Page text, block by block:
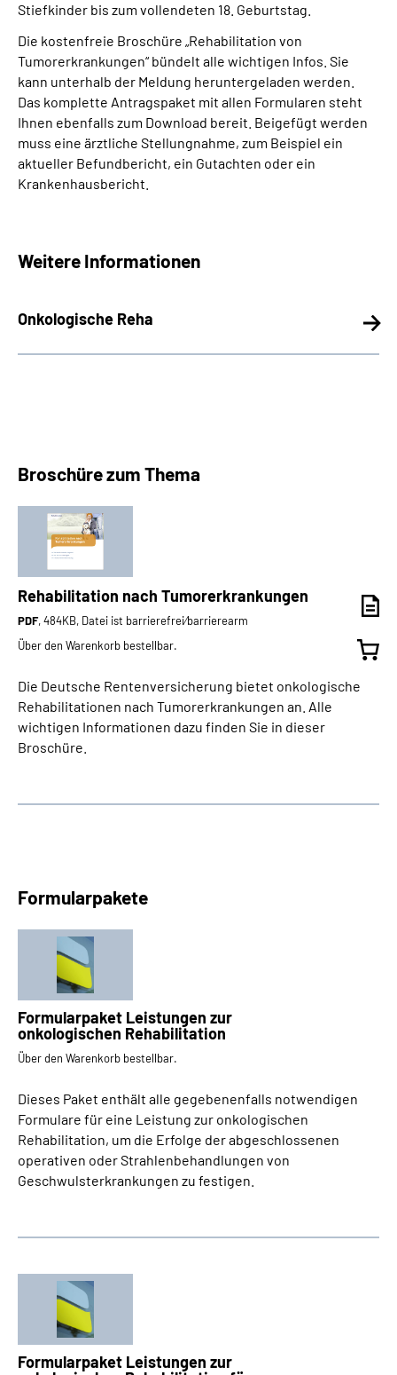
Mein Kundenportal
Stiefkinder bis zum vollendeten 18. Geburtstag.
Die kostenfreie Broschüre „Rehabilitation von
Tumorerkrankungen“ bündelt alle wichtigen Infos. Sie
kann unterhalb der Meldung heruntergeladen werden.
Das komplette Antragspaket mit allen Formularen steht
Ihnen ebenfalls zum Download bereit. Beigefügt werden
muss eine ärztliche Stellungnahme, zum Beispiel ein
aktueller Befundbericht, ein Gutachten oder ein
Krankenhausbericht.
Weitere Informationen
Onkologische Reha
Broschüre zum Thema
Rehabilitation nach Tumorerkrankungen
PDF, 484KB, Datei ist barrierefrei⁄barrierearm
Über den Warenkorb bestellbar.
Die Deutsche Rentenversicherung bietet onkologische
Rehabilitationen nach Tumorerkrankungen an. Alle
wichtigen Informationen dazu finden Sie in dieser
Broschüre.
Formularpakete
Formularpaket Leistungen zur
onkologischen Rehabilitation
Über den Warenkorb bestellbar.
Dieses Paket enthält alle gegebenenfalls notwendigen
Formulare für eine Leistung zur onkologischen
Rehabilitation, um die Erfolge der abgeschlossenen
operativen oder Strahlenbehandlungen von
Geschwulsterkrankungen zu festigen.
Formularpaket Leistungen zur